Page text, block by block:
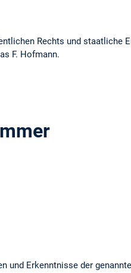
Rechts und staatliche
F. Hofmann.
und Erkenntnisse der